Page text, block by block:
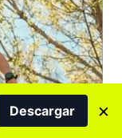
Descargar ×